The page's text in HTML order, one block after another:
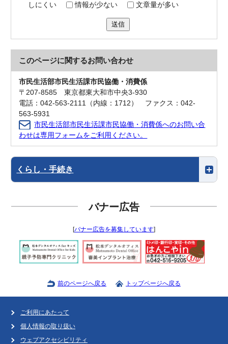
しにくい
情報が少ない 文章量が多い
送信
このページに関するお問い合わせ
市民生活部市民生活課市民協働・消費係
〒207-8585 東京都東大和市中央3-930
電話：042-563-2111（内線：1712） ファクス：042-
563-5931
市民生活部市民生活課市民協働・消費係へのお問い合
わせは専用フォームをご利用ください。
くらし・手続き
バナー広告
[バナー広告を募集しています]
前のページへ戻る トップページへ戻る
ご利用にあたって
個人情報の取り扱い
ウェブアクセシビリティ